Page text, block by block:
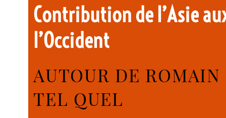
Contribution de l’Asie
l’Occident
AUTOUR DE
TEL QUEL